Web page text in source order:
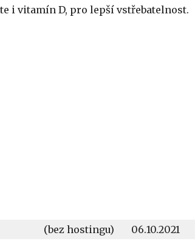
i vitamín D, pro lepší vstřebatelnost.
(bez hostingu)
06.10.2021